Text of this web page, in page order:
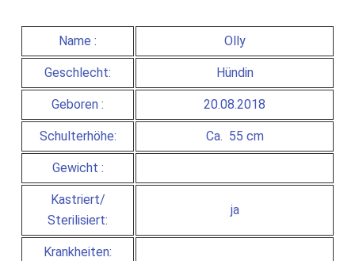
Name : Olly
Geschlecht: Hündin
Geboren : 20.08.2018
Schulterhöhe: Ca. 55 cm
Gewicht :
Kastriert/
Sterilisiert:
ja
Krankheiten: